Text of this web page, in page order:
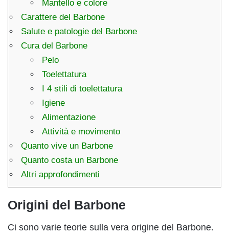
Mantello e colore
Carattere del Barbone
Salute e patologie del Barbone
Cura del Barbone
Pelo
Toelettatura
I 4 stili di toelettatura
Igiene
Alimentazione
Attività e movimento
Quanto vive un Barbone
Quanto costa un Barbone
Altri approfondimenti
Origini del Barbone
Ci sono varie teorie sulla vera origine del Barbone.